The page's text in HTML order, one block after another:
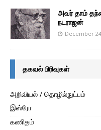
அவர் தாம்
நடராஜன்
December
தகவல் பிரிவுகள்
அறிவியல் / தொழில்நுட்பம்
இஸ்ரோ
கணிதம்